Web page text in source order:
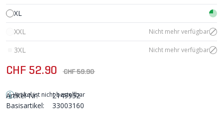
XL
XXL
Nicht mehr verfügbar
3XL Nicht mehr verfügbar
CHF 52.90 CHF 59.90
Artikel ist nicht bestellbar
Artikel-Nr:
2149952
Basisartikel:
33003160